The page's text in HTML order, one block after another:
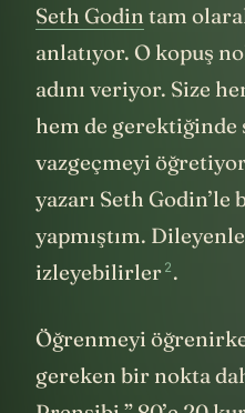
Seth Godin tam
anlatıyor. O kopuş
adını veriyor. Size
hem de
vazgeçmeyi
yazarı Seth
yapmıştım.
izleyebilirler2.
Öğrenmeyi
gereken bir nokta